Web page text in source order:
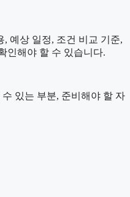
예상 일정, 조건 비교 기준,
인해야 할 수 있습니다.
있는 부분, 준비해야 할 자